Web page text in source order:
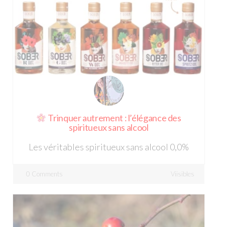
Trinquer autrement : l’élégance des
spiritueux sans alcool
Les véritables spiritueux sans alcool 0,0%
0 Comments Viisibles